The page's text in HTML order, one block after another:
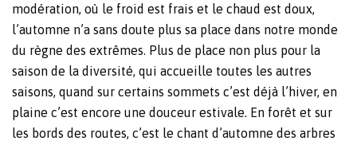
modération, où le froid est frais et le chaud est doux,
l’automne n’a sans doute plus sa place dans notre monde
du règne des extrêmes. Plus de place non plus pour la
saison de la diversité, qui accueille toutes les autres
saisons, quand sur certains sommets c’est déjà l’hiver, en
plaine c’est encore une douceur estivale. En forêt et sur
les bords des routes, c’est le chant d’automne des arbres